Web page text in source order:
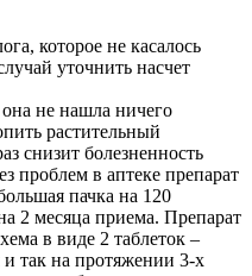
которое не касалось
уточнить насчет
не нашла ничего
растительный
снизит болезненность
проблем в аптеке препарат
пачка на 120
2 месяца приема. Препарат
в виде 2 таблеток –
так на протяжении 3-х